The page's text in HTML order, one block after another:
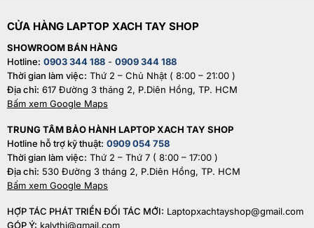
CỬA HÀNG LAPTOP XACH TAY SHOP
SHOWROOM BÁN HÀNG
Hotline: 0903 344 188 - 0909 344 188
Thời gian làm việc: Thứ 2 – Chủ Nhật ( 8:00 – 21:00 )
Địa chỉ: 617 Đường 3 tháng 2, P.Diên Hồng, TP. HCM
Bấm xem Google Maps
TRUNG TÂM BẢO HÀNH LAPTOP XACH TAY SHOP
Hotline hỗ trợ kỹ thuật: 0909 054 758
Thời gian làm việc: Thứ 2 – Thứ 7 ( 8:00 – 17:00 )
Địa chỉ: 530 Đường 3 tháng 2, P.Diên Hồng, TP. HCM
Bấm xem Google Maps
HỢP TÁC PHÁT TRIỂN ĐỐI TÁC MỚI: Laptopxachtayshop@gmail.com
GÓP Ý: kalythi@gmail.com